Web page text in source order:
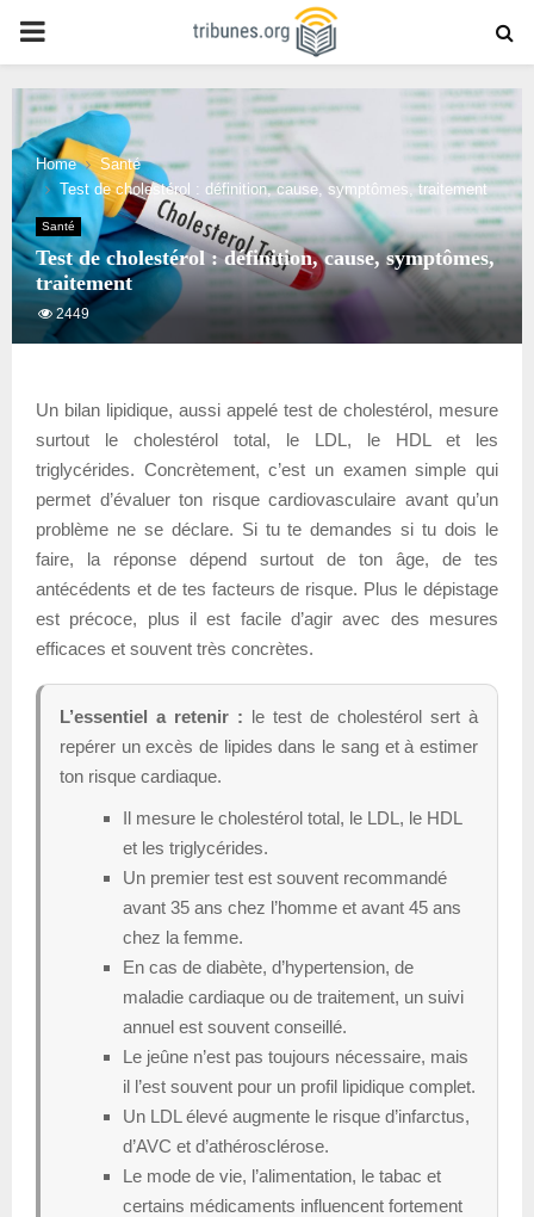
PRIMARY
MENU
Home
Santé
Test de cholestérol : définition, cause, symptômes, traitement
Santé
Test de cholestérol : définition, cause, symptômes,
traitement
2449
Un bilan lipidique, aussi appelé test de cholestérol, mesure
surtout le cholestérol total, le LDL, le HDL et les
triglycérides. Concrètement, c’est un examen simple qui
permet d’évaluer ton risque cardiovasculaire avant qu’un
problème ne se déclare. Si tu te demandes si tu dois le
faire, la réponse dépend surtout de ton âge, de tes
antécédents et de tes facteurs de risque. Plus le dépistage
est précoce, plus il est facile d’agir avec des mesures
efficaces et souvent très concrètes.
L’essentiel a retenir : le test de cholestérol sert à
repérer un excès de lipides dans le sang et à estimer
ton risque cardiaque.
Il mesure le cholestérol total, le LDL, le HDL
et les triglycérides.
Un premier test est souvent recommandé
avant 35 ans chez l’homme et avant 45 ans
chez la femme.
En cas de diabète, d’hypertension, de
maladie cardiaque ou de traitement, un suivi
annuel est souvent conseillé.
Le jeûne n’est pas toujours nécessaire, mais
il l’est souvent pour un profil lipidique complet.
Un LDL élevé augmente le risque d’infarctus,
d’AVC et d’athérosclérose.
Le mode de vie, l’alimentation, le tabac et
certains médicaments influencent fortement